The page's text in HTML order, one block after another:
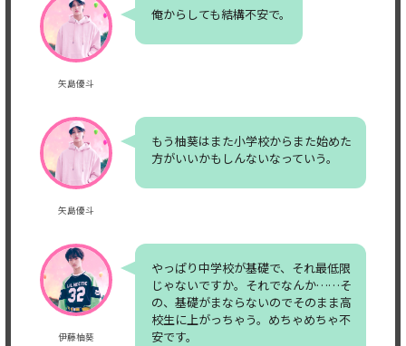
矢島優斗
俺からしても結構不安で。
矢島優斗
もう柚葵はまた小学校からまた始めた
方がいいかもしんないなっていう。
伊藤柚葵
やっぱり中学校が基礎で、それ最低限
じゃないですか。それでなんか……そ
の、基礎がまならないのでそのまま高
校生に上がっちゃう。めちゃめちゃ不
安です。